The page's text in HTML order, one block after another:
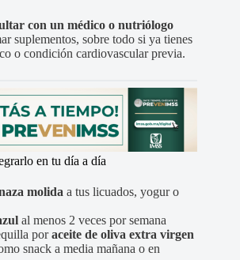
con un médico o nutriólogo
suplementos, sobre todo si ya tienes
o condición cardiovascular previa.
en tu día a día
molida a tus licuados, yogur o
al menos 2 veces por semana
poraceite de oliva extra virgen
snack a media mañana o en